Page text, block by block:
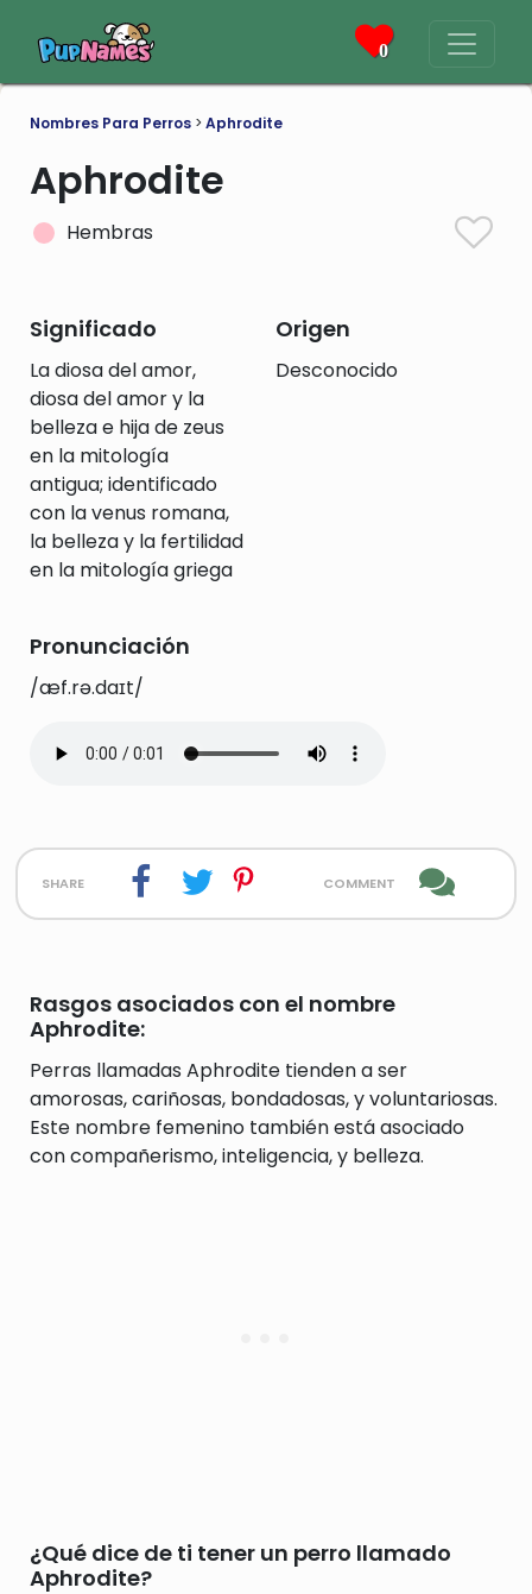
0
Nombres Para Perros > Aphrodite
Aphrodite
Hembras
Significado
La diosa del amor,
diosa del amor y la
belleza e hija de zeus
en la mitología
antigua; identificado
con la venus romana,
la belleza y la fertilidad
en la mitología griega
Origen
Desconocido
Pronunciación
/æf.rə.daɪt/
share comment
Rasgos asociados con el nombre
Aphrodite:
Perras llamadas Aphrodite tienden a ser
amorosas, cariñosas, bondadosas, y voluntariosas.
Este nombre femenino también está asociado
con compañerismo, inteligencia, y belleza.
¿Qué dice de ti tener un perro llamado
Aphrodite?